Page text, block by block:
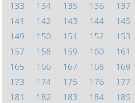
133
134 135 136 137
141
142 143 144 145
149
150 151 152 153
157
158 159 160 161
165
166 167 168 169
173
174 175 176 177
181
182 183 184 185